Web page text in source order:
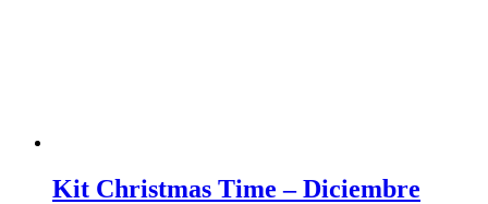
Kit Christmas Time – Diciembre